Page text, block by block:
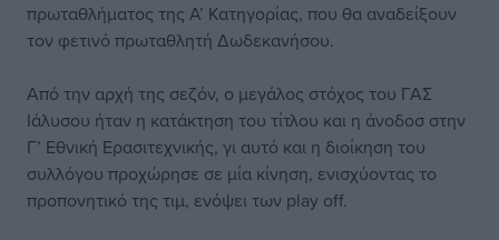
πρωταθλήματος της Α’ Κατηγορίας, που θα αναδείξουν
τον φετινό πρωταθλητή Δωδεκανήσου.
Από την αρχή της σεζόν, ο μεγάλος στόχος του ΓΑΣ
Ιάλυσου ήταν η κατάκτηση του τίτλου και η άνοδοσ στην
Γ’ Εθνική Ερασιτεχνικής, γι αυτό και η διοίκηση του
συλλόγου προχώρησε σε μία κίνηση, ενισχύοντας το
προπονητικό της τιμ, ενόψει των play off.